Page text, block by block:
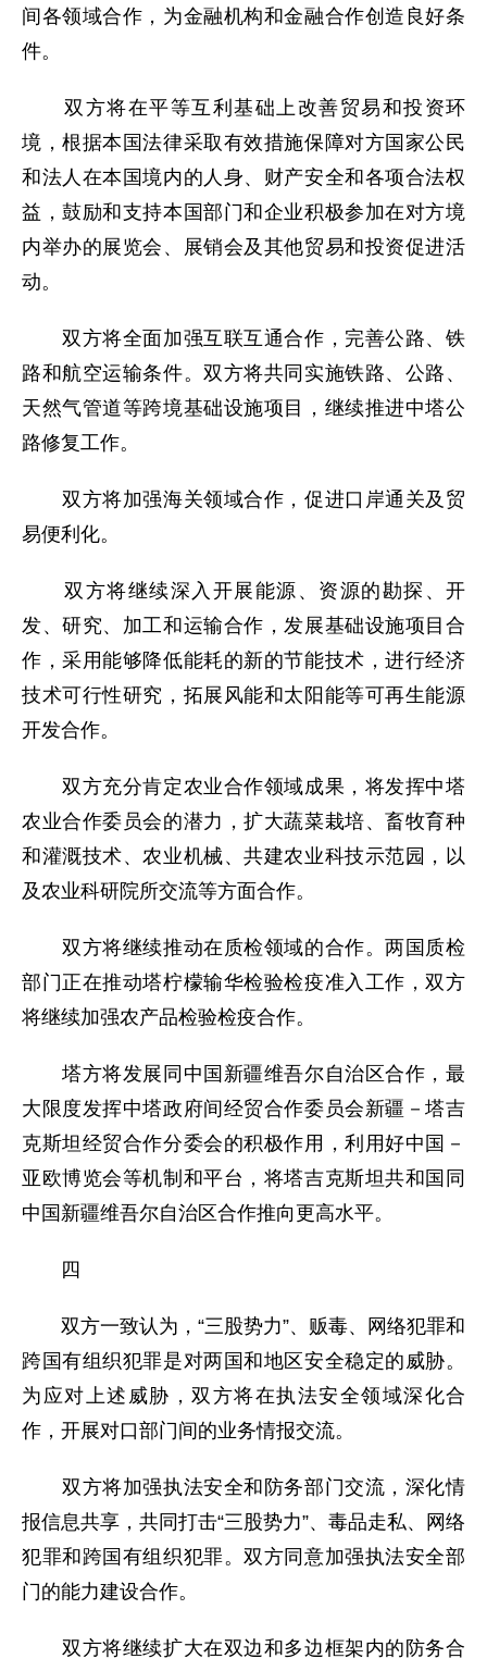
间各领域合作，为金融机构和金融合作创造良好条
件。
双方将在平等互利基础上改善贸易和投资环
境，根据本国法律采取有效措施保障对方国家公民
和法人在本国境内的人身、财产安全和各项合法权
益，鼓励和支持本国部门和企业积极参加在对方境
内举办的展览会、展销会及其他贸易和投资促进活
动。
双方将全面加强互联互通合作，完善公路、铁
路和航空运输条件。双方将共同实施铁路、公路、
天然气管道等跨境基础设施项目，继续推进中塔公
路修复工作。
双方将加强海关领域合作，促进口岸通关及贸
易便利化。
双方将继续深入开展能源、资源的勘探、开
发、研究、加工和运输合作，发展基础设施项目合
作，采用能够降低能耗的新的节能技术，进行经济
技术可行性研究，拓展风能和太阳能等可再生能源
开发合作。
双方充分肯定农业合作领域成果，将发挥中塔
农业合作委员会的潜力，扩大蔬菜栽培、畜牧育种
和灌溉技术、农业机械、共建农业科技示范园，以
及农业科研院所交流等方面合作。
双方将继续推动在质检领域的合作。两国质检
部门正在推动塔柠檬输华检验检疫准入工作，双方
将继续加强农产品检验检疫合作。
塔方将发展同中国新疆维吾尔自治区合作，最
大限度发挥中塔政府间经贸合作委员会新疆－塔吉
克斯坦经贸合作分委会的积极作用，利用好中国－
亚欧博览会等机制和平台，将塔吉克斯坦共和国同
中国新疆维吾尔自治区合作推向更高水平。
四
双方一致认为，“三股势力”、贩毒、网络犯罪和
跨国有组织犯罪是对两国和地区安全稳定的威胁。
为应对上述威胁，双方将在执法安全领域深化合
作，开展对口部门间的业务情报交流。
双方将加强执法安全和防务部门交流，深化情
报信息共享，共同打击“三股势力”、毒品走私、网络
犯罪和跨国有组织犯罪。双方同意加强执法安全部
门的能力建设合作。
双方将继续扩大在双边和多边框架内的防务合